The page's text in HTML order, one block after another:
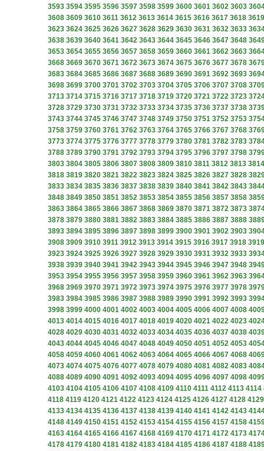
3593 3594 3595 3596 3597 3598 3599 3600 3601 3602 3603
3608 3609 3610 3611 3612 3613 3614 3615 3616 3617 3618 3619
3623 3624 3625 3626 3627 3628 3629 3630 3631 3632 3633
3638 3639 3640 3641 3642 3643 3644 3645 3646 3647 3648
3653 3654 3655 3656 3657 3658 3659 3660 3661 3662 3663
3668 3669 3670 3671 3672 3673 3674 3675 3676 3677 3678
3683 3684 3685 3686 3687 3688 3689 3690 3691 3692 3693
3698 3699 3700 3701 3702 3703 3704 3705 3706 3707 3708
3713 3714 3715 3716 3717 3718 3719 3720 3721 3722 3723
3728 3729 3730 3731 3732 3733 3734 3735 3736 3737 3738
3743 3744 3745 3746 3747 3748 3749 3750 3751 3752 3753
3758 3759 3760 3761 3762 3763 3764 3765 3766 3767 3768
3773 3774 3775 3776 3777 3778 3779 3780 3781 3782 3783
3788 3789 3790 3791 3792 3793 3794 3795 3796 3797 3798
3803 3804 3805 3806 3807 3808 3809 3810 3811 3812 3813 3814
3818 3819 3820 3821 3822 3823 3824 3825 3826 3827 3828
3833 3834 3835 3836 3837 3838 3839 3840 3841 3842 3843
3848 3849 3850 3851 3852 3853 3854 3855 3856 3857 3858
3863 3864 3865 3866 3867 3868 3869 3870 3871 3872 3873
3878 3879 3880 3881 3882 3883 3884 3885 3886 3887 3888
3893 3894 3895 3896 3897 3898 3899 3900 3901 3902 3903
3908 3909 3910 3911 3912 3913 3914 3915 3916 3917 3918 3919
3923 3924 3925 3926 3927 3928 3929 3930 3931 3932 3933
3938 3939 3940 3941 3942 3943 3944 3945 3946 3947 3948
3953 3954 3955 3956 3957 3958 3959 3960 3961 3962 3963
3968 3969 3970 3971 3972 3973 3974 3975 3976 3977 3978
3983 3984 3985 3986 3987 3988 3989 3990 3991 3992 3993
3998 3999 4000 4001 4002 4003 4004 4005 4006 4007 4008
4013 4014 4015 4016 4017 4018 4019 4020 4021 4022 4023
4028 4029 4030 4031 4032 4033 4034 4035 4036 4037 4038
4043 4044 4045 4046 4047 4048 4049 4050 4051 4052 4053
4058 4059 4060 4061 4062 4063 4064 4065 4066 4067 4068
4073 4074 4075 4076 4077 4078 4079 4080 4081 4082 4083
4088 4089 4090 4091 4092 4093 4094 4095 4096 4097 4098
4103 4104 4105 4106 4107 4108 4109 4110 4111 4112 4113 4114
4118 4119 4120 4121 4122 4123 4124 4125 4126 4127 4128 4129
4133 4134 4135 4136 4137 4138 4139 4140 4141 4142 4143
4148 4149 4150 4151 4152 4153 4154 4155 4156 4157 4158
4163 4164 4165 4166 4167 4168 4169 4170 4171 4172 4173
4178 4179 4180 4181 4182 4183 4184 4185 4186 4187 4188